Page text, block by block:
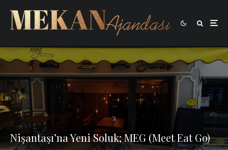
Nişantaşı’na Yeni Soluk; MEG (Meet Eat Go)